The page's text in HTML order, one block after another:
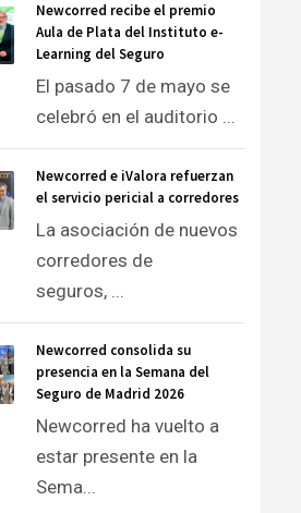
Newcorred recibe el premio
Aula de Plata del Instituto e-
Learning del Seguro
El pasado 7 de mayo se
celebró en el auditorio ...
Newcorred e iValora refuerzan
el servicio pericial a corredores
La asociación de nuevos
corredores de
seguros, ...
Newcorred consolida su
presencia en la Semana del
Seguro de Madrid 2026
Newcorred ha vuelto a
estar presente en la
Sema...